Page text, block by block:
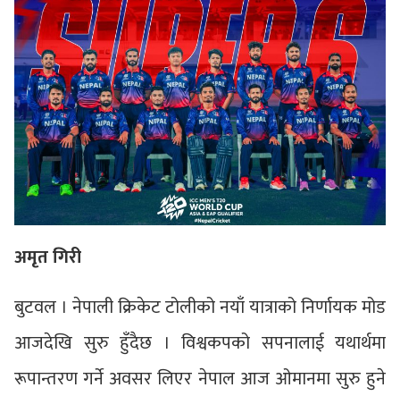
अमृत गिरी
बुटवल । नेपाली क्रिकेट टोलीको नयाँ यात्राको निर्णायक मोड
आजदेखि सुरु हुँदैछ । विश्वकपको सपनालाई यथार्थमा
रूपान्तरण गर्ने अवसर लिएर नेपाल आज ओमानमा सुरु हुने